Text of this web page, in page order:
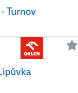
Turnov